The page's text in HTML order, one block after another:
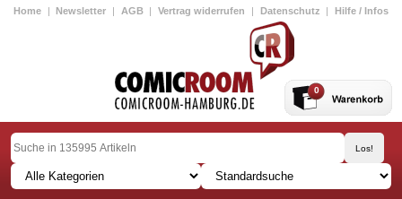
Home | Newsletter | AGB | Vertrag widerrufen | Datenschutz | Hilfe / Infos
0